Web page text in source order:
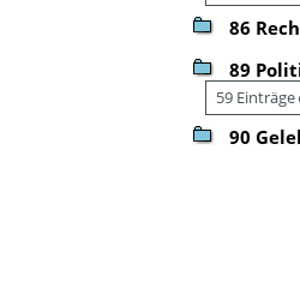
86
89
59 Einträge
90